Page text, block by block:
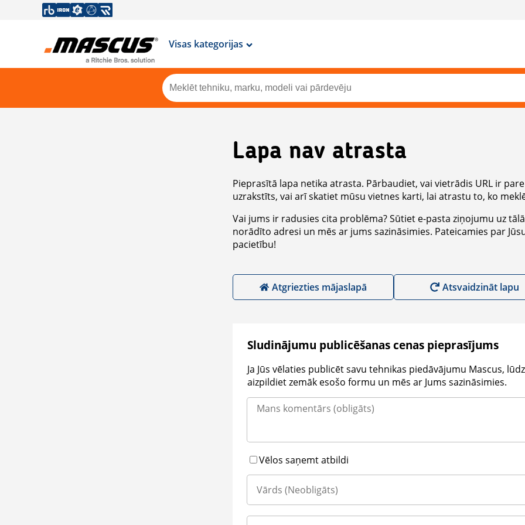
Visas kategorijas
Lapa nav atrasta
Pieprasītā lapa netika atrasta. Pārbaudiet, vai vietrādis URL ir
uzrakstīts, vai arī skatiet mūsu vietnes karti, lai atrastu to, ko
Vai jums ir radusies cita problēma? Sūtiet e-pasta ziņojumu uz
norādīto adresi un mēs ar jums sazināsimies. Pateicamies par
pacietību!
Atgriezties mājaslapā Atsvaidzināt lapu
Sludinājumu publicēšanas cenas pieprasījums
Ja Jūs vēlaties publicēt savu tehnikas piedāvājumu Mascus,
aizpildiet zemāk esošo formu un mēs ar Jums sazināsimies.
Vēlos saņemt atbildi